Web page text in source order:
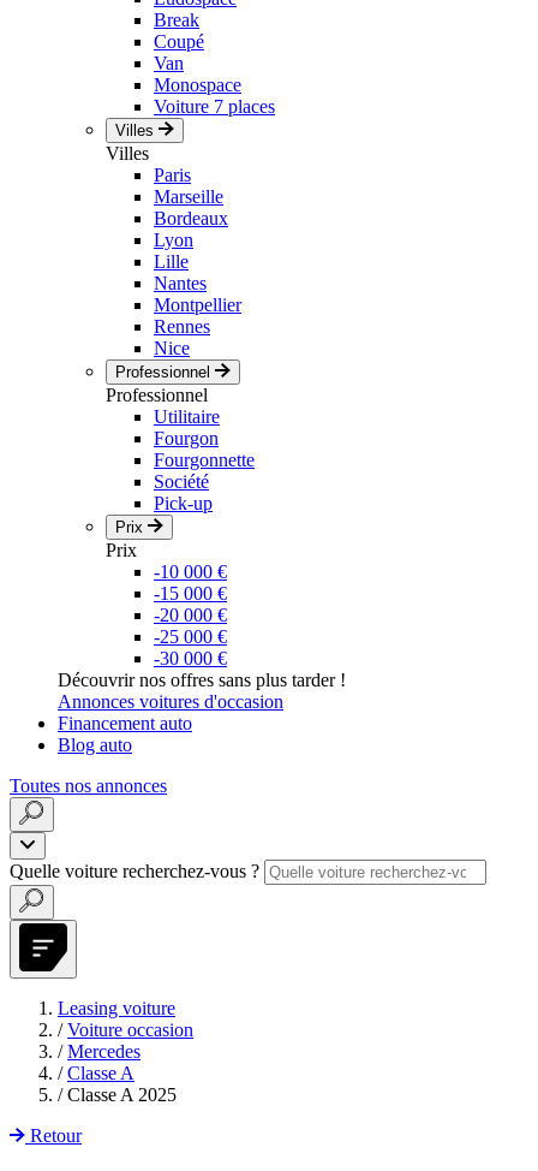
Break
Coupé
Van
Monospace
Voiture 7 places
Villes
Villes
Paris
Marseille
Bordeaux
Lyon
Lille
Nantes
Montpellier
Rennes
Nice
Professionnel
Professionnel
Utilitaire
Fourgon
Fourgonnette
Société
Pick-up
Prix
Prix
-10 000 €
-15 000 €
-20 000 €
-25 000 €
-30 000 €
Découvrir nos offres sans plus tarder !
Annonces voitures d'occasion
Financement auto
Blog auto
Toutes nos annonces
Quelle voiture recherchez-vous ?
Leasing voiture
/ Voiture occasion
/ Mercedes
/ Classe A
/ Classe A 2025
Retour